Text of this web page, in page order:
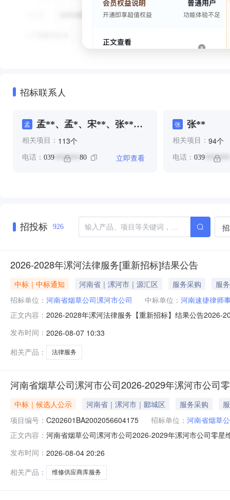
招标联系人
孟
孟**、孟*、宋**、张**、
相关项目： 113个
电话： 039 ******* 80 立即查看
张 张**
相关项目： 94个
电话： 039*******
招投标 926
2026-2028年漯河法律服务[重新招标]结果公告
中标｜中标通知 河南省｜漯河市｜源汇区 服务采购
服务
招标单位： 河南省烟草公司漯河市公司 中标单位： 河南速捷律师
正文内容： 2026-2028年漯河法律服务【重新招标】结果公告2026-
单位：河南汇恒律师事务所中标价格:42000元（总价中
发布时间： 2026-08-07 10:33
相关产品：
法律服务
河南省烟草公司漯河市公司2026-2029年漯河市公司
中标｜候选人公示 河南省｜漯河市｜郾城区 服务采购
项目编号： C202601BA2002056604175 招标单位： 河南省烟草
正文内容： 河南省烟草公司漯河市公司2026-2029年漯河市公司零
定程序进行了开标、评标，现就本次招标的中标候选人
项目2.招
发布时间： 2026-08-04 20:26
相关产品：
维修供应商库服务